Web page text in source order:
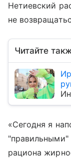
Нетиевский
не
Читайте
«Сегодня я
рациона